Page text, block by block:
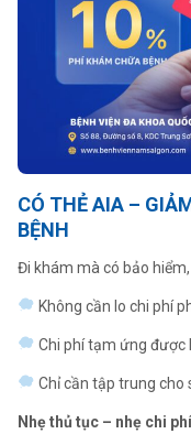
CÓ THẺ AIA –
BỆNH
Đi khám mà có bảo
Không cần lo chi phí
Chi phí tạm ứng được
Chỉ cần tập trung cho
Nhẹ thủ tục – nhẹ chi